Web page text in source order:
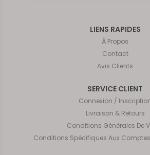
LIENS RAPIDES
À Propos
Contact
Avis Clients
SERVICE CLIENT
Connexion /
Livraison & Retours
Conditions Générales De
Conditions Spécifiques Aux